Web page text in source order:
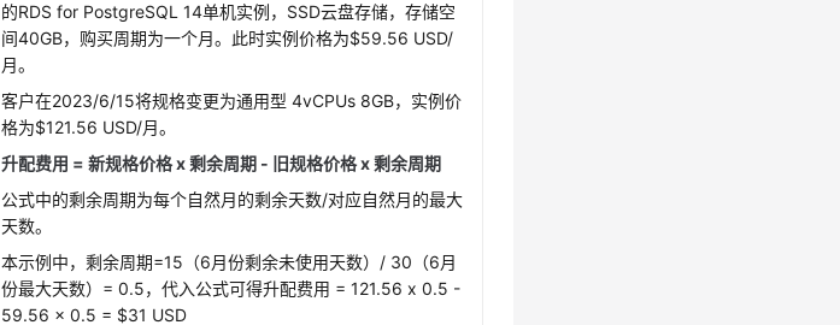
的RDS for PostgreSQL 14单机实例，SSD云盘存储，存储空
间40GB，购买周期为一个月。此时实例价格为$59.56 USD/
月。
客户在2023/6/15将规格变更为通用型 4vCPUs 8GB，实例价
格为$121.56 USD/月。
升配费用 = 新规格价格 x 剩余周期 - 旧规格价格 x 剩余周期
公式中的剩余周期为每个自然月的剩余天数/对应自然月的最大
天数。
本示例中，剩余周期=15（6月份剩余未使用天数）/ 30（6月
份最大天数）= 0.5，代入公式可得升配费用 = 121.56 x 0.5 -
59.56 x 0.5 = $31 USD